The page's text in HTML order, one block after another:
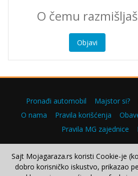
Objavi
Pronađi automobil Majstor si?
O nama
Pravila korišćenja
Pravila MG zajednice
Copyright ©
Sajt Mojagaraza.rs koristi Cookie-je
dobro korisničko iskustvo, prikazao